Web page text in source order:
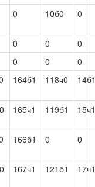
0 10б0 0
0 0
0
0 0
0
164б1 118ч0
165ч1 119б1 15ч1
166б1 0 0
167ч1 121б1 17ч1